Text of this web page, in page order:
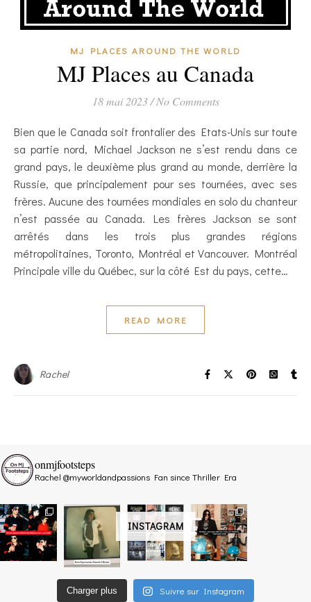
MJ PLACES AROUND THE WORLD
MJ Places au Canada
18 mai 2023/ No Comments
Bien que le Canada soit frontalier des Etats-Unis sur toute
sa partie nord, Michael Jackson ne s’est rendu dans ce
grand pays, le deuxième plus grand au monde, derrière la
Russie, que principalement pour ses tournées, avec ses
frères. Aucune des tournées mondiales en solo du chanteur
n’est passée au Canada. Les frères Jackson se sont
arrêtés dans les trois plus grandes régions
métropolitaines, Toronto, Montréal et Vancouver. Montréal
Principale ville du Québec, sur la côté Est du pays, cette…
READ MORE
Rachel
INSTAGRAM
onmjfootsteps
Rachel @myworldandpassions Fan since Thriller Era
Charger plus Suivre sur Instagram